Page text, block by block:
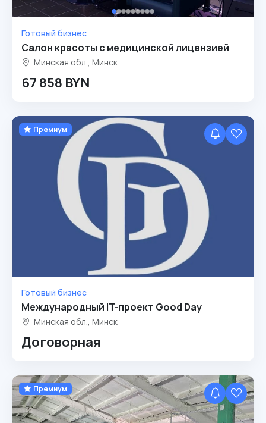
Готовый бизнес
Салон красоты с медицинской лицензией
Минская обл., Минск
67 858 BYN
Премиум
Готовый бизнес
Международный IT-проект Good Day
Минская обл., Минск
Договорная
Премиум